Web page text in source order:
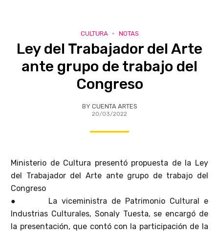
CULTURA NOTAS
Ley del Trabajador del Arte
ante grupo de trabajo del
Congreso
BY CUENTA ARTES
20/03/2022
Ministerio de Cultura presentó propuesta de la Ley
del Trabajador del Arte ante grupo de trabajo del
Congreso
● La viceministra de Patrimonio Cultural e
Industrias Culturales, Sonaly Tuesta, se encargó de
la presentación, que contó con la participación de la